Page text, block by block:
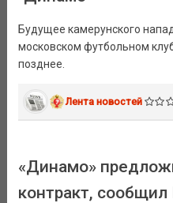
Будущее камерунского
московском футбольном
позднее.
Лента новостей
«Динамо»
контракт, сообщил